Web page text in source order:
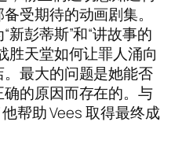
受期待的动画剧集。
新彭蒂斯”和“讲故事的
胜天堂如何让罪人涌向
最大的问题是她能否
的原因而存在的。与
帮助 Vees 取得最终成